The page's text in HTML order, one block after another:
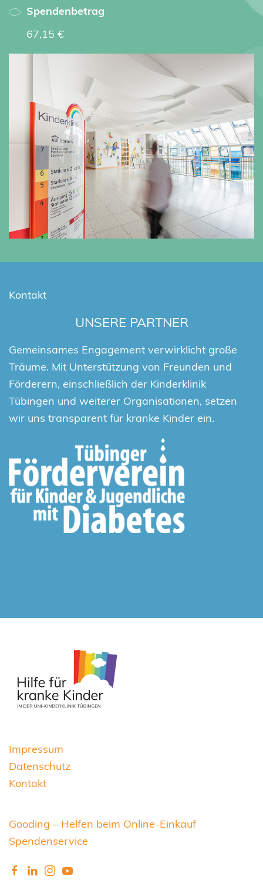
Spendenbetrag
67,15 €
Kontakt
UNSERE PARTNER
Gemeinsames Engagement verwirklicht große
Träume. Mit Unterstützung von Freunden und
Förderern, einschließlich der Kinderklinik
Tübingen und weiterer Organisationen, setzen
wir uns transparent für kranke Kinder ein.
Impressum
Datenschutz
Kontakt
Gooding – Helfen beim Online-Einkauf
Spendenservice